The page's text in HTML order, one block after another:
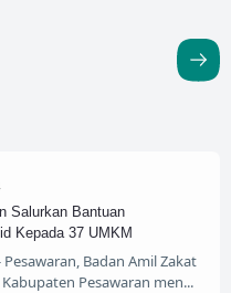
Salurkan Bantuan
Kepada 37 UMKM
Badan Amil Zakat
Pesawaran men